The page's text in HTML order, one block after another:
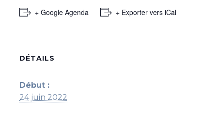
+ Google Agenda + Exporter vers iCal
DÉTAILS
Début :
24 juin 2022